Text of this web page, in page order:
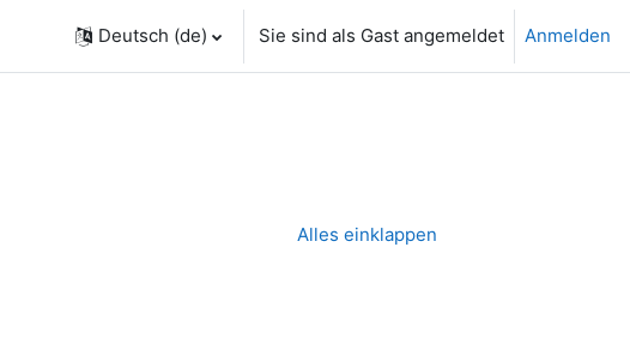
Deutsch ‎(de)‎ Sie sind als Gast angemeldet Anmelden
Alles einklappen